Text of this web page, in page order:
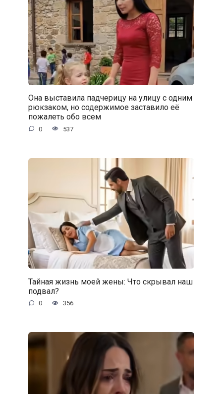
Она выставила падчерицу на улицу с одним
рюкзаком, но содержимое заставило её
пожалеть обо всем
0 537
Тайная жизнь моей жены: Что скрывал наш
подвал?
0 356